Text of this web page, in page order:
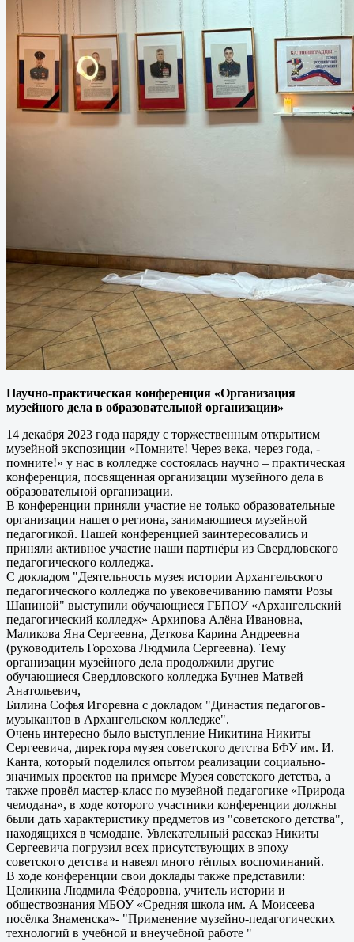
Научно-практическая конференция «Организация
музейного дела в образовательной организации»
14 декабря 2023 года наряду с торжественным открытием
музейной экспозиции «Помните! Через века, через года, -
помните!» у нас в колледже состоялась научно – практическая
конференция, посвященная организации музейного дела в
образовательной организации.
В конференции приняли участие не только образовательные
организации нашего региона, занимающиеся музейной
педагогикой. Нашей конференцией заинтересовались и
приняли активное участие наши партнёры из Свердловского
педагогического колледжа.
С докладом "Деятельность музея истории Архангельского
педагогического колледжа по увековечиванию памяти Розы
Шаниной" выступили обучающиеся ГБПОУ «Архангельский
педагогический колледж» Архипова Алёна Ивановна,
Маликова Яна Сергеевна, Деткова Карина Андреевна
(руководитель Горохова Людмила Сергеевна). Тему
организации музейного дела продолжили другие
обучающиеся Свердловского колледжа Бучнев Матвей
Анатольевич,
Билина Софья Игоревна с докладом "Династия педагогов-
музыкантов в Архангельском колледже".
Очень интересно было выступление Никитина Никиты
Сергеевича, директора музея советского детства БФУ им. И.
Канта, который поделился опытом реализации социально-
значимых проектов на примере Музея советского детства, а
также провёл мастер-класс по музейной педагогике «Природа
чемодана», в ходе которого участники конференции должны
были дать характеристику предметов из "советского детства",
находящихся в чемодане. Увлекательный рассказ Никиты
Сергеевича погрузил всех присутствующих в эпоху
советского детства и навеял много тёплых воспоминаний.
В ходе конференции свои доклады также представили:
Целикина Людмила Фёдоровна, учитель истории и
обществознания МБОУ «Средняя школа им. А Моисеева
посёлка Знаменска»- "Применение музейно-педагогических
технологий в учебной и внеучебной работе "